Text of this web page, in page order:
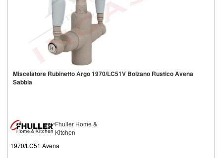
Miscelatore Rubinetto Argo 1970/LC51V Bolzano Rustico Avena
Sabbia
Fhuller Home &
Kitchen
1970/LC51 Avena